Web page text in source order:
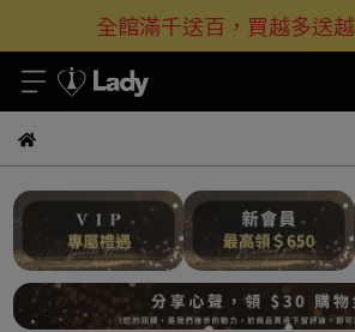
全館滿千送百，買越多送